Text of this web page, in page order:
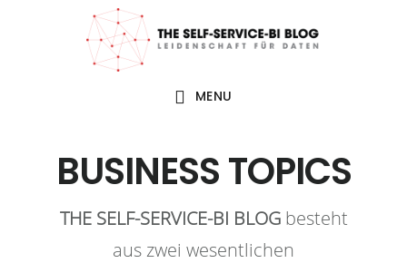
Hauptnavigation
Seitenspalte
MENU
BUSINESS TOPICS
THE SELF-SERVICE-BI BLOGbesteht
aus zwei wesentlichen